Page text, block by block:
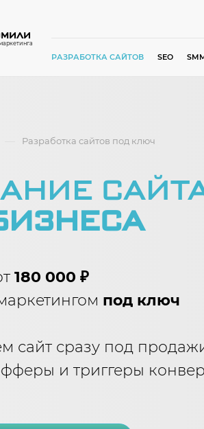
РАЗРАБОТКА САЙТОВ SEO
Разработка сайтов под ключ
180 000 ₽
под ключ
сайт сразу под
и триггеры